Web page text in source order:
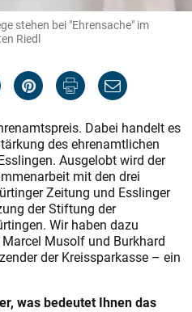
stehen bei "Ehrensache" im
Riedl
Dabei handelt es
des ehrenamtlichen
Ausgelobt wird der
mit den drei
Zeitung und Esslinger
der Stiftung der
Wir haben dazu
Musolf und Burkhard
der Kreissparkasse – ein
was bedeutet Ihnen das